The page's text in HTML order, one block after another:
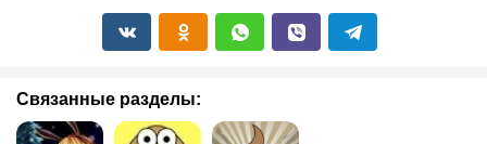
Связанные разделы: